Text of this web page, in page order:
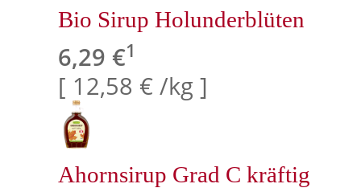
Bio Sirup Holunderblüten
6,29 €1
[ 12,58 € /kg ]
Ahornsirup Grad C kräftig